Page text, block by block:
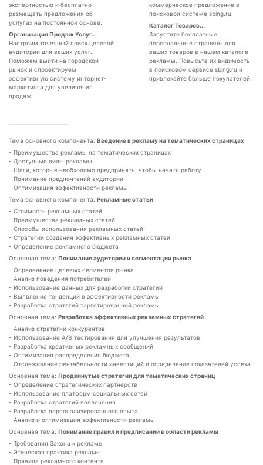
экспертностью и бесплатно
размещать предложения об
услугах на постоянной основе.
Организация Продаж Услуг...
Настроим точечный поиск целевой
аудитории для ваших услуг.
Поможем выйти на городской
рынок и спроектируем
эффективную систему интернет-
маркетинга для увеличения
продаж.
коммерческое предложение в
поисковой системе sbing.ru.
Каталог Товаров...
Запустите бесплатные
персональные страницы для
ваших товаров в нашем каталоге
рекламы. Повысьте их видимость
в поисковом сервисе sbing.ru и
привлекайте больше покупателей.
Тема основного компонента: Введение в рекламу на тематических страницах
- Преимущества рекламы на тематических страницах
- Доступные виды рекламы
- Шаги, которые необходимо предпринять, чтобы начать работу
- Понимание предпочтений аудитории
- Оптимизация эффективности рекламы
Тема основного компонента: Рекламные статьи
- Стоимость рекламных статей
- Преимущества рекламных статей
- Способы использования рекламных статей
- Стратегии создания эффективных рекламных статей
- Определение рекламного бюджета
Основная тема: Понимание аудитории и сегментации рынка
- Определение целевых сегментов рынка
- Анализ поведения потребителей
- Использование данных для разработки стратегий
- Выявление тенденций в эффективности рекламы
- Разработка стратегий таргетированной рекламы
Основная тема: Разработка эффективных рекламных стратегий
- Анализ стратегий конкурентов
- Использование A/B тестирования для улучшения результатов
- Разработка креативных рекламных сообщений
- Оптимизация распределения бюджета
- Отслеживание рентабельности инвестиций и определение показателей успеха
Основная тема: Продвинутые стратегии для тематических страниц
- Определение стратегических партнерств
- Использование платформ социальных сетей
- Разработка стратегий вовлечения
- Разработка персонализированного опыта
- Анализ и оптимизация эффективности рекламы
Основная тема: Понимание правил и предписаний в области рекламы
- Требования Закона к рекламе
- Этическая практика рекламы
- Правила рекламного контента